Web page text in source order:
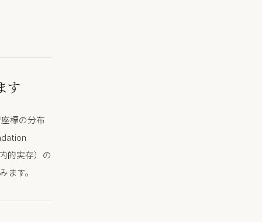
す
標の分布
的実存）の
ます。